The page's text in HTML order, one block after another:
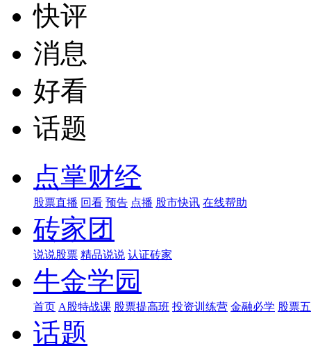
快评
消息
好看
话题
点掌财经
股票直播 回看 预告 点播 股市快讯 在线帮助
砖家团
说说股票 精品说说 认证砖家
牛金学园
首页 A股特战课 股票提高班 投资训练营 金融必学 股票
话题